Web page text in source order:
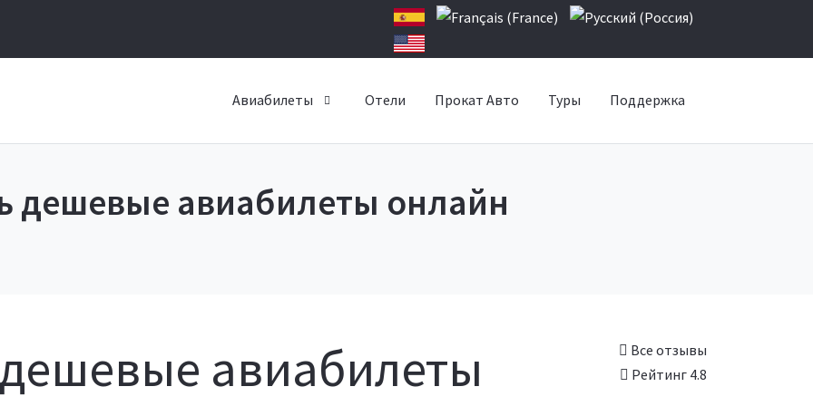
Авиабилеты Отели Прокат Авто Туры Поддержка
дешевые авиабилеты онлайн
Все отзывы
Рейтинг 4.8
авиабилеты